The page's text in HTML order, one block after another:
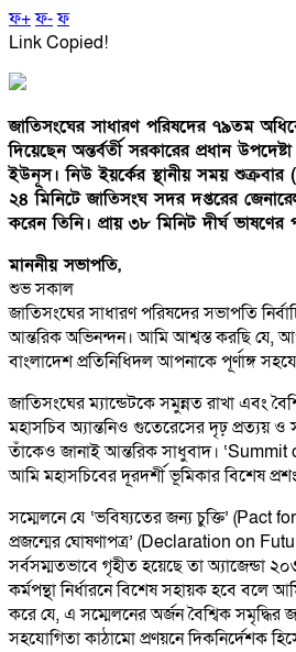
ফ+ফ-ফ
Link Copied!
জাতিসংঘের সাধারণ পরিষদের ৭৯তম
দিয়েছেন অন্তর্বর্তী সরকারের প্রধান
ইউনূস। নিউ ইয়র্কের স্থানীয় সময় শুক্রবার
২৪ মিনিটে জাতিসংঘ সদর দপ্তরের
করেন তিনি। প্রায় ৩৮ মিনিট দীর্ঘ
মাননীয় সভাপতি,
শুভ সকাল
জাতিসংঘের সাধারণ পরিষদের সভাপতি
আন্তরিক অভিনন্দন। আমি আশ্বস্ত করছি যে,
বাংলাদেশ প্রতিনিধিদল আপনাকে পূর্ণাঙ্গ
জাতিসংঘের ম্যান্ডেটকে সমুন্নত রাখা এবং
মহাসচিব অ্যান্তনিও গুতেরেসের দৃঢ় প্রত্যয় ও
তাঁকেও জানাই আন্তরিক সাধুবাদ।
আমি মহাসচিবের দূরদর্শী ভূমিকার বিশেষ
সম্মেলনে যে ‘ভবিষ্যতের জন্য চুক্তি’ (Pact
প্রজন্মের ঘোষণাপত্র’ (Declaration on
সর্বসম্মতভাবে গৃহীত হয়েছে তা অ্যাজেন্ডা
কর্মপন্থা নির্ধারনে বিশেষ সহায়ক হবে বলে
করে যে, এ সম্মেলনের অর্জন বৈশ্বিক সমৃদ্ধির
সহযোগিতা কাঠামো প্রণয়নে দিকনির্দেশক